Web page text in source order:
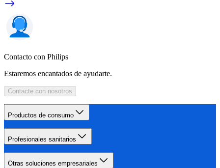
Contacto con Philips
Estaremos encantados de ayudarte.
Contacte con nosotros
Productos de consumo
Profesionales sanitarios
Otras soluciones empresariales